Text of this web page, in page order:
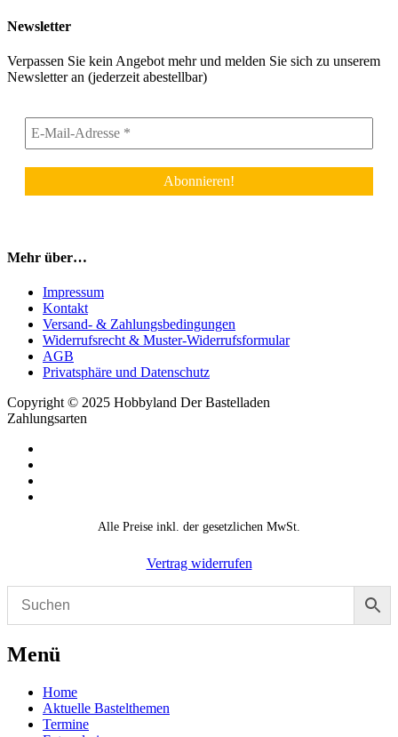
Newsletter
Verpassen Sie kein Angebot mehr und melden Sie sich zu unserem
Newsletter an (jederzeit abestellbar)
Mehr über…
Impressum
Kontakt
Versand- & Zahlungsbedingungen
Widerrufsrecht & Muster-Widerrufsformular
AGB
Privatsphäre und Datenschutz
Copyright © 2025 Hobbyland Der Bastelladen
Zahlungsarten
Alle Preise inkl. der gesetzlichen MwSt.
Vertrag widerrufen
Menü
Home
Aktuelle Bastelthemen
Termine